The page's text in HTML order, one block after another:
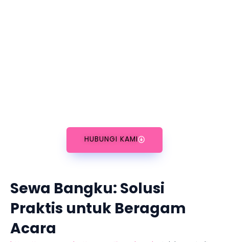
HUBUNGI KAMI
Sewa Bangku: Solusi
Praktis untuk Beragam
Acara